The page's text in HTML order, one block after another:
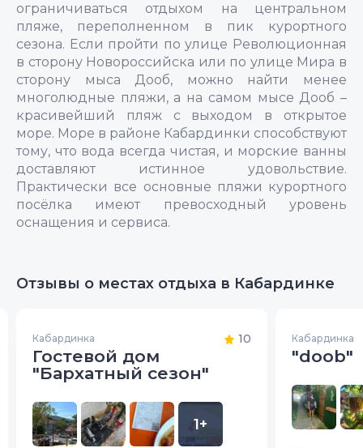
ограничиваться отдыхом на центральном
пляже, переполненном в пик курортного
сезона. Если пройти по улице Революционная
в сторону Новороссийска или по улице Мира в
сторону мыса Дооб, можно найти менее
многолюдные пляжи, а на самом мысе Дооб –
красивейший пляж с выходом в открытое
море. Море в районе Кабардинки способствуют
тому, что вода всегда чистая, и морские ванны
доставляют истинное удовольствие.
Практически все основные пляжи курортного
посёлка имеют превосходный уровень
оснащения и сервиса.
Отзывы о местах отдыха в Кабардинке
Кабардинка 10
Гостевой дом
"Бархатный сезон"
1+
Кабардинка
"doob"